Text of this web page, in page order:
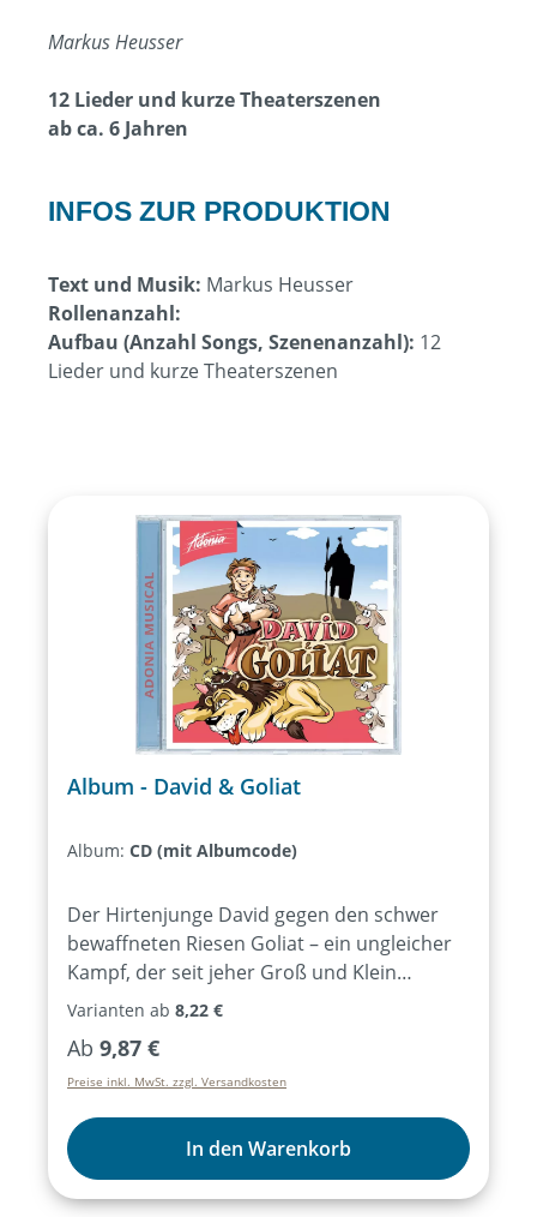
Markus Heusser
12 Lieder und kurze Theaterszenen
ab ca. 6 Jahren
INFOS ZUR PRODUKTION
Text und Musik: Markus Heusser
Rollenanzahl:
Aufbau (Anzahl Songs, Szenenanzahl): 12
Lieder und kurze Theaterszenen
Album - David & Goliat
Album: CD (mit Albumcode)
Der Hirtenjunge David gegen den schwer
bewaffneten Riesen Goliat – ein ungleicher
Kampf, der seit jeher Groß und Klein
fasziniert. Das neueste Kindermusical von
spannende Geschichte in die Gegenwart.
Denn die Herausforderung, sich dem ganz
persönlichen Goliat stellen zu müssen,
kennt jeder… Markus Heusser weiß durch
jahrelange Kindermusical-Erfahrung, wie
man Kinder (und auch Erwachsene)
Varianten ab 8,22 €
Regulärer Preis:
Ab 9,87 €
Preise inkl. MwSt. zzgl. Versandkosten
In den Warenkorb